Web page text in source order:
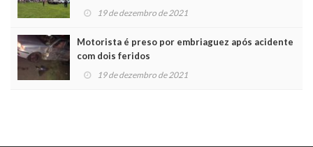
19 de dezembro de 2021
Motorista é preso por embriaguez após acidente
com dois feridos
19 de dezembro de 2021